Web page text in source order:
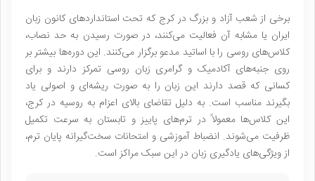
برخی از شعب آزاد و بزرگ در کرج که تحت استانداردهای کانون زبان
ایران یا مشابه آن فعالیت می‌کنند، در صورت رسیدن به حد نصاب،
کلاس‌های روسی را با اساتید مدعو برگزار می‌کنند. این دوره‌ها بیشتر بر
روی جنبه‌های آکادمیک و گرامری زبان روسی تمرکز دارند و برای
کسانی که قصد دارند این زبان را به صورت ریشه‌ای و اصولی یاد
بگیرند مناسب است. به دلیل تقاضای بالای اعزام به روسیه در کرج،
این کلاس‌ها معمولاً در ترم‌های پاییز و تابستان به سرعت تکمیل
ظرفیت می‌شوند. انضباط آموزشی و امتحانات سخت‌گیرانه پایان ترم،
از ویژگی‌های یادگیری زبان در این سبک مراکز است.